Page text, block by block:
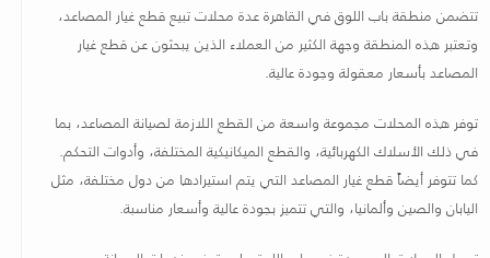
تتضمن منطقة باب اللوق في القاهرة عدة محلات تبيع قطع غيار المصاعد،
وتعتبر هذه المنطقة وجهة الكثير من العملاء الذين يبحثون عن قطع غيار
المصاعد بأسعار معقولة وجودة عالية.
توفر هذه المحلات مجموعة واسعة من القطع اللازمة لصيانة المصاعد، بما
في ذلك الأسلاك الكهربائية، والقطع الميكانيكية المختلفة، وأدوات التحكم.
كما تتوفر أيضاً قطع غيار المصاعد التي يتم استيرادها من دول مختلفة، مثل
اليابان والصين وألمانيا، والتي تتميز بجودة عالية وأسعار مناسبة.